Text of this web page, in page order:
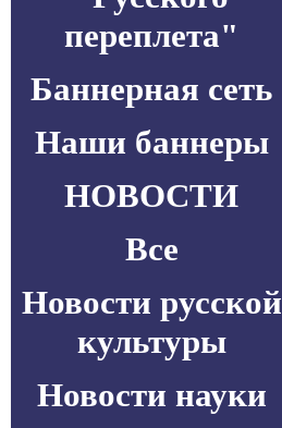
переплета"
Баннерная сеть
Наши баннеры
НОВОСТИ
Все
Новости русской
культуры
Новости науки